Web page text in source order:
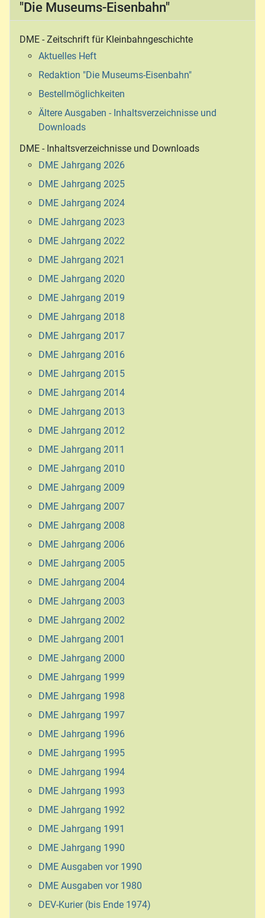
"Die Museums-Eisenbahn"
DME - Zeitschrift für Kleinbahngeschichte
Aktuelles Heft
Redaktion "Die Museums-Eisenbahn"
Bestellmöglichkeiten
Ältere Ausgaben - Inhaltsverzeichnisse und
Downloads
DME - Inhaltsverzeichnisse und Downloads
DME Jahrgang 2026
DME Jahrgang 2025
DME Jahrgang 2024
DME Jahrgang 2023
DME Jahrgang 2022
DME Jahrgang 2021
DME Jahrgang 2020
DME Jahrgang 2019
DME Jahrgang 2018
DME Jahrgang 2017
DME Jahrgang 2016
DME Jahrgang 2015
DME Jahrgang 2014
DME Jahrgang 2013
DME Jahrgang 2012
DME Jahrgang 2011
DME Jahrgang 2010
DME Jahrgang 2009
DME Jahrgang 2007
DME Jahrgang 2008
DME Jahrgang 2006
DME Jahrgang 2005
DME Jahrgang 2004
DME Jahrgang 2003
DME Jahrgang 2002
DME Jahrgang 2001
DME Jahrgang 2000
DME Jahrgang 1999
DME Jahrgang 1998
DME Jahrgang 1997
DME Jahrgang 1996
DME Jahrgang 1995
DME Jahrgang 1994
DME Jahrgang 1993
DME Jahrgang 1992
DME Jahrgang 1991
DME Jahrgang 1990
DME Ausgaben vor 1990
DME Ausgaben vor 1980
DEV-Kurier (bis Ende 1974)